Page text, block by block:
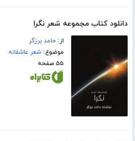
دانلود کتاب مجموعه شعر نگرا
از:حامد برزگر
موضوع:شعر عاشقانه
۵۵ صفحه